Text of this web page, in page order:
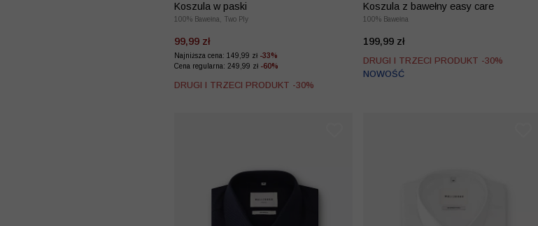
Koszula w paski
100% Bawełna, Two Ply
99,99 zł
Najniższa cena: 149,99 zł -33%
Cena regularna: 249,99 zł -60%
DRUGI I TRZECI PRODUKT -30%
Koszula z bawełny easy care
100% Bawełna
199,99 zł
DRUGI I TRZECI PRODUKT -30%
NOWOŚĆ